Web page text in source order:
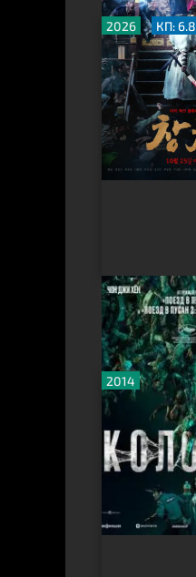
Колония
2026 КП: 6.8
2014